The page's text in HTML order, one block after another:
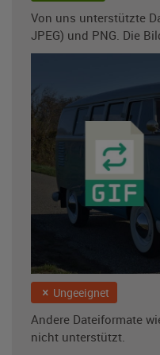
Von uns unterstützte
JPEG) und PNG. Die
Ungeeignet
Andere Dateiformate
nicht unterstützt.